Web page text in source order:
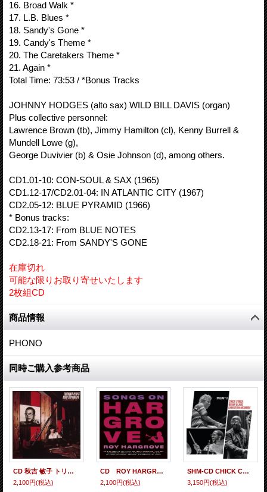
16. Broad Walk *
17. L.B. Blues *
18. Sandy's Gone *
19. Candy's Theme *
20. The Caretakers Theme *
21. Again *
Total Time: 73:53 / *Bonus Tracks
JOHNNY HODGES (alto sax) WILD BILL DAVIS (organ)
Plus collective personnel:
Lawrence Brown (tb), Jimmy Hamilton (cl), Kenny Burrell &
Mundell Lowe (g),
George Duvivier (b) & Osie Johnson (d), among others.
CD1.01-10: CON-SOUL & SAX (1965)
CD1.12-17/CD2.01-04: IN ATLANTIC CITY (1967)
CD2.05-12: BLUE PYRAMID (1966)
* Bonus tracks:
CD2.13-17: From BLUE NOTES
CD2.18-21: From SANDY'S GONE
在庫切れ
可能な限りお取り寄せいたします
2枚組CD
商品情報
PHONO
同時ご購入参考商品
CD 秋吉 敏子 トリオ TOSHIKO AKIYOSHI TRIO / TOSHIKO PLAYS BILLY STRAYHORN
2,100円(税込)
CD ROY HARGROVE ロイ・ハーグローヴ / SONGS ON HARGROVE ソングス・オン・HARGROVE
2,100円(税込)
SHM-CD CHICK COREA TRIO チック・コリア・トリオ / TRILOGY 3 トリロジー 3
3,150円(税込)